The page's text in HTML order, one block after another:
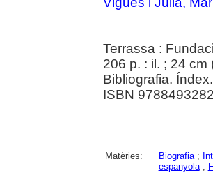
Terrassa :
206 p. : il. ; 24 cm
Bibliografia. Índex.
ISBN
Matèries: Biografia;
espanyola;